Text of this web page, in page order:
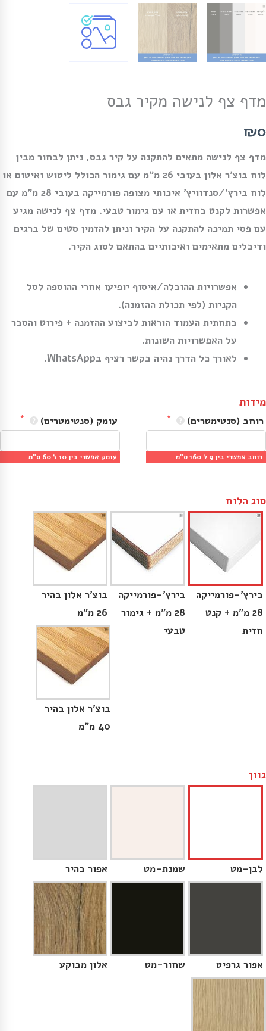
מדף צף לנישה מקיר גבס
₪0
מדף צף לנישה מתאים להתקנה על קיר גבס, ניתן לבחור מבין
לוח בוצ׳ר אלון בעובי 26 מ״מ עם גימור הכולל ליטוש ואיטום או
לוח בירץ׳/סנדוויץ׳ איכותי מצופה פורמייקה בעובי 28 מ״מ עם
אפשרות לקנט בחזית או עם גימור טבעי. מדף צף לנישה מגיע
עם פסי תמיכה להתקנה על הקיר וניתן להזמין סטים של ברגים
ודיבלים מתאימים ואיכותיים בהתאם לסוג הקיר.
אפשרויות ההובלה/איסוף יופיעו אחרי ההוספה לסל
הקניות (לפי תכולת ההזמנה).
בתחתית העמוד הוראות לביצוע ההזמנה + פירוט והסבר
על האפשרויות השונות.
לאורך כל הדרך נהיה בקשר רציף בWhatsApp.
מידות
רוחב (סנטימטרים)
רוחב אפשרי בין 9 ל 160 ס״מ
מינ׳: 9 ס״מ | מקס׳: 160 ס״מ
עומק (סנטימטרים)
עומק אפשרי בין 10 ל 60 ס״מ
מינ׳: 10 ס״מ | מקס׳: 60 ס״מ
סוג הלוח
בירץ׳-פורמייקה
28 מ״מ + קנט
חזית
בירץ׳-פורמייקה
28 מ״מ + גימור
טבעי
בוצ׳ר אלון בהיר
26 מ״מ
בוצ׳ר אלון בהיר
40 מ״מ
גוון
לבן-מט שמנת-מט אפור בהיר
אפור גרפיט שחור-מט אלון מבוקע